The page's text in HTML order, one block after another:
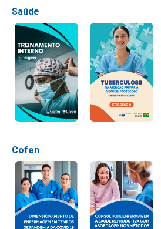
Saúde
Cofen